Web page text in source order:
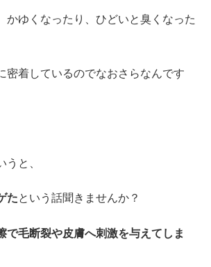
かゆくなったり、ひどいと臭くなった
密着しているのでなおさらなんです
うと、
たという話聞きませんか？
で毛断裂や皮膚へ刺激を与えてしま